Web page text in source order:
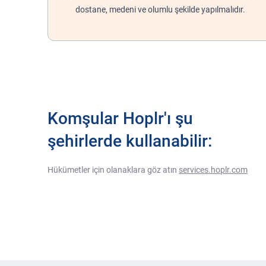
dostane, medeni ve olumlu şekilde yapılmalıdır.
Komşular Hoplr'ı şu
şehirlerde kullanabilir:
Hükümetler için olanaklara göz atın services.hoplr.com